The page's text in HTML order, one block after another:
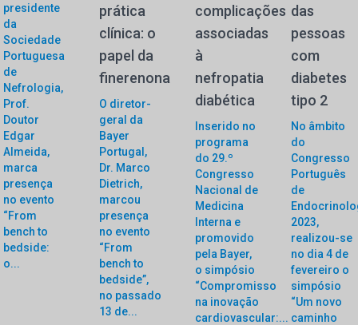
presidente
da
Sociedade
Portuguesa
de
Nefrologia,
Prof.
Doutor
Edgar
Almeida,
marca
presença
no evento
“From
bench to
bedside:
o...
prática
clínica: o
papel da
finerenona
O diretor-
geral da
Bayer
Portugal,
Dr. Marco
Dietrich,
marcou
presença
no evento
“From
bench to
bedside”,
no passado
13 de...
complicações
associadas
à
nefropatia
diabética
Inserido no
programa
do 29.º
Congresso
Nacional de
Medicina
Interna e
promovido
pela Bayer,
o simpósio
“Compromisso
na inovação
cardiovascular:...
das
pessoas
com
diabetes
tipo 2
No âmbito
do
Congresso
Português
de
2023,
realizou-se
no dia 4 de
fevereiro o
simpósio
“Um novo
caminho